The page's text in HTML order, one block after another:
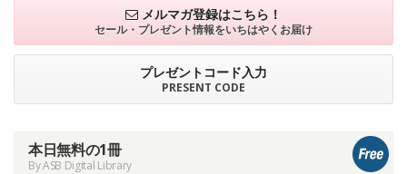
メルマガ登録はこちら！
セール・プレゼント情報をいちはやくお届け
プレゼントコード入力
PRESENT CODE
本日無料の1冊
By ASB Digital Library